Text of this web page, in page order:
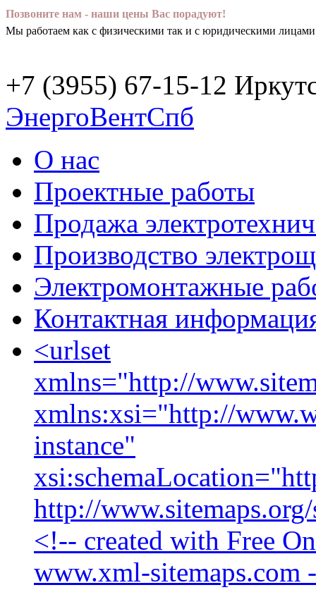
Позвоните нам - наши цены Вас порадуют!
Мы работаем как c физическими так и с юридическими
+7 (3955) 67-15-12
ЭнергоВентСпб
О нас
Проектные работы
Продажа
Производство
Электромонтажные
Контактная
<urlset
xmlns="http://
xmlns:xsi="http://
instance"
http://
<!-- created with Free
www.xml-sitemaps.com